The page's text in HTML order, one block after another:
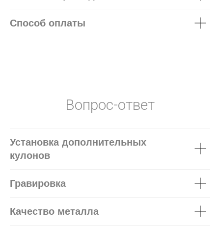
Способ оплаты
Вопрос-ответ
Установка дополнительных
кулонов
Гравировка
Качество металла